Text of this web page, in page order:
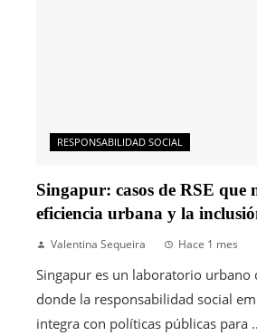
RESPONSABILIDAD SOCIAL
Singapur: casos de RSE que
eficiencia urbana y la
Valentina Sequeira Hace 1 mes
Singapur es un laboratorio urbano
donde la responsabilidad social
integra con políticas públicas para